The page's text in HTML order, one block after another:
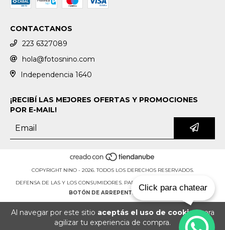
Al navegar por este sitio aceptás el uso de cookiespara
agilizar tu experiencia de compra.
CONTACTANOS
223 6327089
hola@fotosnino.com
Independencia 1640
¡RECIBÍ LAS MEJORES OFERTAS Y PROMOCIONES
POR E-MAIL!
COPYRIGHT NINO - 2026. TODOS LOS DERECHOS RESERVADOS.
DEFENSA DE LAS Y LOS CONSUMIDORES. PARA RECLAMOS
BOTÓN DE ARREPENTIMIENTO
Click para chatear